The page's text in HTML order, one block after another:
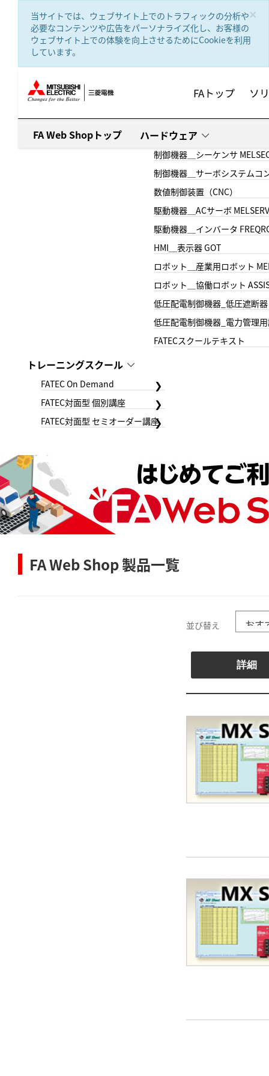
×
当サイトでは、ウェブサイト上でのトラフィックの分析や
必要なコンテンツや広告をパーソナライズ化し、お客様の
ウェブサイト上での体験を向上させるためにCookieを利用
しています。
FAトップ ソ
FA Web Shopトップ ハードウェア
制御機器＿シーケンサ
制御機器＿サーボシステムコ
数値制御装置（CNC）
駆動機器＿ACサーボ
駆動機器＿インバータ
HMI＿表示器 GOT
ロボット＿産業用ロボット
ロボット＿協働ロボット
低圧配電制御機器_低圧遮断器
低圧配電制御機器_電力管理
FATECスクールテキスト
トレーニングスクール
FATEC On Demand
FATEC対面型 個別講座
FATEC対面型 セミオーダー講座
FA Web Shop 製品一覧
並び替え
詳細